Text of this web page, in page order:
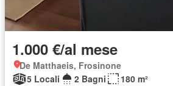
1.000 €/al mese
De Matthaeis, Frosinone
5 Locali
2 Bagni 180 m²